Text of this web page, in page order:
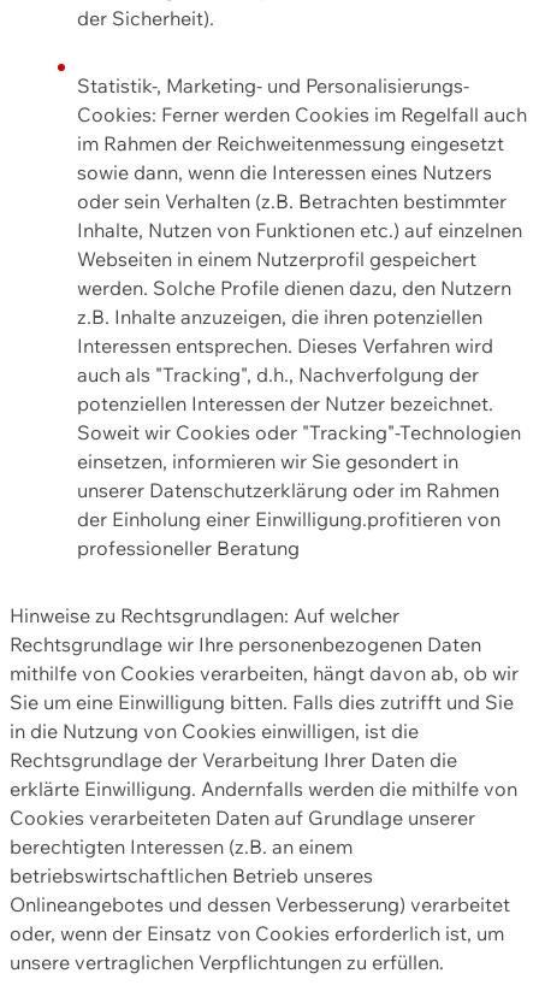
der Sicherheit).
Statistik-, Marketing- und Personalisierungs-
Cookies: Ferner werden Cookies im Regelfall auch
im Rahmen der Reichweitenmessung eingesetzt
sowie dann, wenn die Interessen eines Nutzers
oder sein Verhalten (z.B. Betrachten bestimmter
Inhalte, Nutzen von Funktionen etc.) auf einzelnen
Webseiten in einem Nutzerprofil gespeichert
werden. Solche Profile dienen dazu, den Nutzern
z.B. Inhalte anzuzeigen, die ihren potenziellen
Interessen entsprechen. Dieses Verfahren wird
auch als "Tracking", d.h., Nachverfolgung der
potenziellen Interessen der Nutzer bezeichnet.
Soweit wir Cookies oder "Tracking"-Technologien
einsetzen, informieren wir Sie gesondert in
unserer Datenschutzerklärung oder im Rahmen
der Einholung einer Einwilligung.profitieren von
professioneller Beratung
Hinweise zu Rechtsgrundlagen: Auf welcher
Rechtsgrundlage wir Ihre personenbezogenen Daten
mithilfe von Cookies verarbeiten, hängt davon ab, ob wir
Sie um eine Einwilligung bitten. Falls dies zutrifft und Sie
in die Nutzung von Cookies einwilligen, ist die
Rechtsgrundlage der Verarbeitung Ihrer Daten die
erklärte Einwilligung. Andernfalls werden die mithilfe von
Cookies verarbeiteten Daten auf Grundlage unserer
berechtigten Interessen (z.B. an einem
betriebswirtschaftlichen Betrieb unseres
Onlineangebotes und dessen Verbesserung) verarbeitet
oder, wenn der Einsatz von Cookies erforderlich ist, um
unsere vertraglichen Verpflichtungen zu erfüllen.